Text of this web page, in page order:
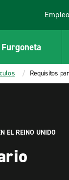
Link
Requisitos
EL REINO UNIDO